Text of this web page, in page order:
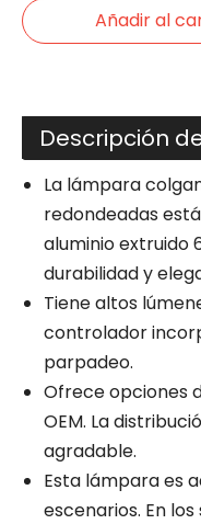
Añadir al
Descripción
La lámpara
redondeadas
aluminio extruido
durabilidad y
Tiene altos
controlador
parpadeo.
Ofrece opciones
OEM. La
agradable.
Esta lámpara es
escenarios. En